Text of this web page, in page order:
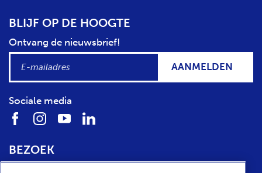
BLIJF OP DE HOOGTE
Ontvang de nieuwsbrief!
AANMELDEN
Sociale media
BEZOEK